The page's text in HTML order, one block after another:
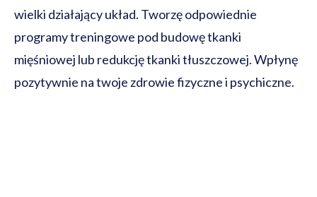
wielki działający układ. Tworzę odpowiednie
programy treningowe pod budowę tkanki
mięśniowej lub redukcję tkanki tłuszczowej. Wpłynę
pozytywnie na twoje zdrowie fizyczne i psychiczne.